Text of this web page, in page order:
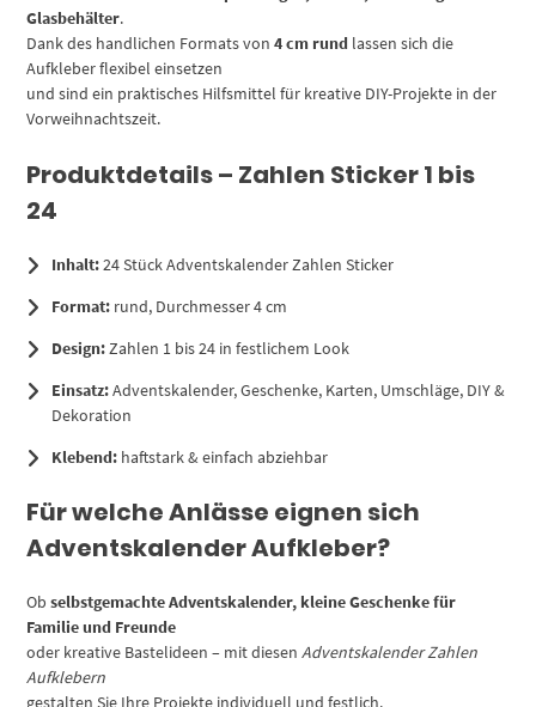
Glasbehälter.
Dank des handlichen Formats von4 cm rund lassen sich die
Aufkleber flexibel einsetzen
und sind ein praktisches Hilfsmittel für kreative DIY-Projekte in der
Vorweihnachtszeit.
Produktdetails – Zahlen Sticker 1 bis
24
Inhalt:24 Stück Adventskalender Zahlen Sticker
Format: rund, Durchmesser 4 cm
Design:Zahlen 1 bis 24 in festlichem Look
Einsatz:Adventskalender, Geschenke, Karten, Umschläge, DIY &
Dekoration
Klebend: haftstark & einfach abziehbar
Für welche Anlässe eignen sich
Adventskalender Aufkleber?
Obselbstgemachte Adventskalender, kleine Geschenke für
Familie und Freunde
oder kreative Bastelideen – mit diesenAdventskalender Zahlen
Aufklebern
gestalten Sie Ihre Projekte individuell und festlich.